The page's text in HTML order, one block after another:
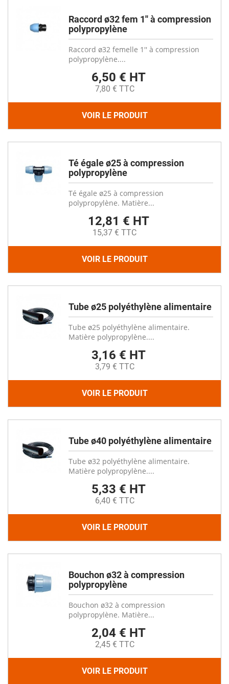
Raccord ø32 fem 1'' à compression
polypropylène
Raccord ø32 femelle 1'' à compression
polypropylène....
6,50 € HT
7,80 € TTC
VOIR LE PRODUIT
Té égale ø25 à compression
polypropylène
Té égale ø25 à compression
polypropylène. Matière...
12,81 € HT
15,37 € TTC
VOIR LE PRODUIT
Tube ø25 polyéthylène alimentaire
Tube ø25 polyéthylène alimentaire.
Matière polypropylène....
3,16 € HT
3,79 € TTC
VOIR LE PRODUIT
Tube ø40 polyéthylène alimentaire
Tube ø32 polyéthylène alimentaire.
Matière polypropylène....
5,33 € HT
6,40 € TTC
VOIR LE PRODUIT
Bouchon ø32 à compression
polypropylène
Bouchon ø32 à compression
polypropylène. Matière...
2,04 € HT
2,45 € TTC
VOIR LE PRODUIT